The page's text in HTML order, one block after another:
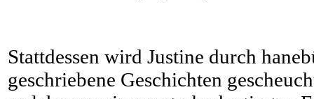
Stattdessen wird Justine durch
geschriebene Geschichten